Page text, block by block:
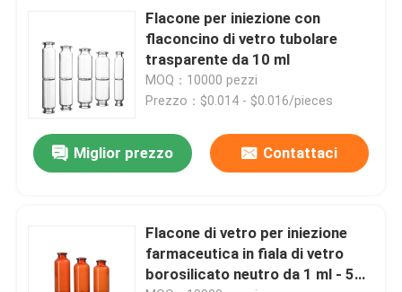
Flacone per iniezione con
flaconcino di vetro tubolare
trasparente da 10 ml
MOQ：10000 pezzi
Prezzo：$0.014 - $0.016/pieces
Miglior prezzo Contattaci
Flacone di vetro per iniezione
farmaceutica in fiala di vetro
borosilicato neutro da 1 ml - 50